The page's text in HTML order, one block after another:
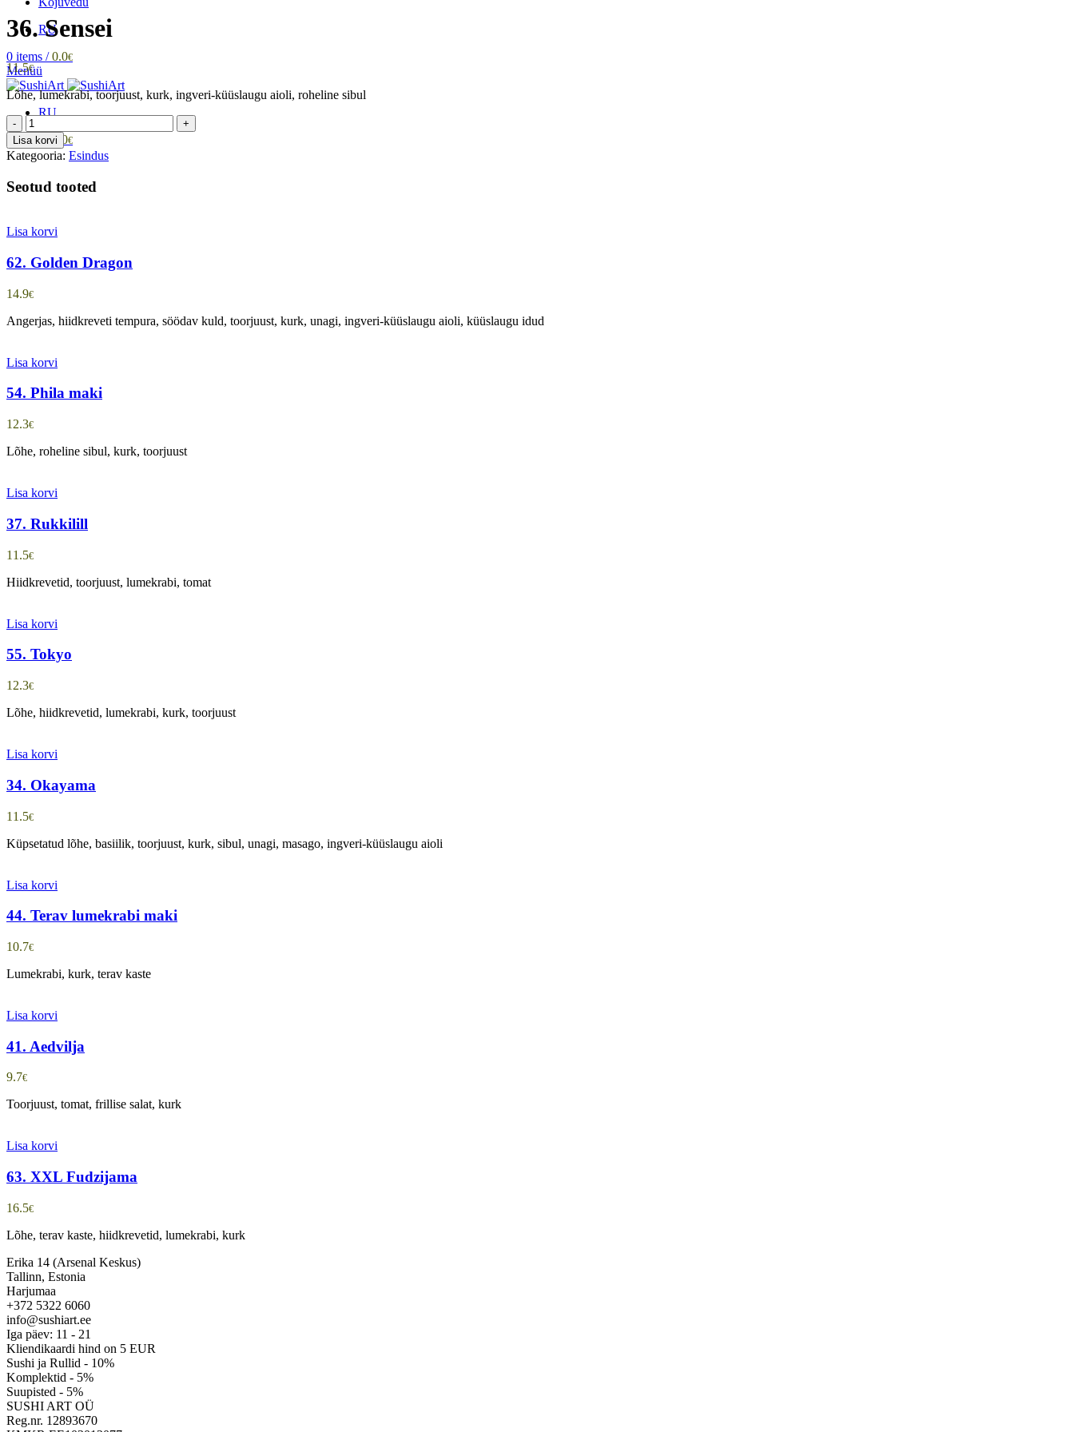
RU
0 items / 0.0€
Menüü
RU
0 items / 0.0€
36. Sensei
11.5€
Lõhe, lumekrabi, toorjuust, kurk, ingveri-küüslaugu aioli, roheline sibul
36.
Sensei
kogus
Lisa korvi
Kategooria: Esindus
Seotud tooted
Lisa korvi
62. Golden Dragon
14.9€
Angerjas, hiidkreveti tempura, söödav kuld, toorjuust, kurk, unagi, ingveri-küüslaugu aioli, küüslaugu idud
Lisa korvi
54. Phila maki
12.3€
Lõhe, roheline sibul, kurk, toorjuust
Lisa korvi
37. Rukkilill
11.5€
Hiidkrevetid, toorjuust, lumekrabi, tomat
Lisa korvi
55. Tokyo
12.3€
Lõhe, hiidkrevetid, lumekrabi, kurk, toorjuust
Lisa korvi
34. Okayama
11.5€
Küpsetatud lõhe, basiilik, toorjuust, kurk, sibul, unagi, masago, ingveri-küüslaugu aioli
Lisa korvi
44. Terav lumekrabi maki
10.7€
Lumekrabi, kurk, terav kaste
Lisa korvi
41. Aedvilja
9.7€
Toorjuust, tomat, frillise salat, kurk
Lisa korvi
63. XXL Fudzijama
16.5€
Lõhe, terav kaste, hiidkrevetid, lumekrabi, kurk
Erika 14 (Arsenal Keskus)
Tallinn, Estonia
Harjumaa
+372 5322 6060
info@sushiart.ee
Iga päev: 11 - 21
Kliendikaardi hind on 5 EUR
Sushi ja Rullid - 10%
Komplektid - 5%
Suupisted - 5%
SUSHI ART OÜ
Reg.nr. 12893670